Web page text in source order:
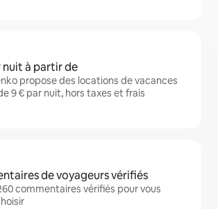
nuit à partir de
propose des locations de vacances
9 € par nuit, hors taxes et frais
de voyageurs vérifiés
commentaires vérifiés pour vous